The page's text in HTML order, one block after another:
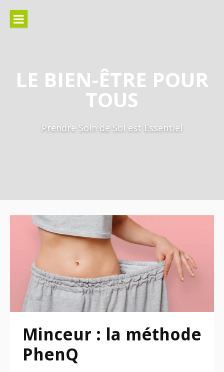
contenu
LE BIEN-ÊTRE POUR
TOUS
Prendre Soin de Soi est Essentiel
Minceur : la méthode
PhenQ